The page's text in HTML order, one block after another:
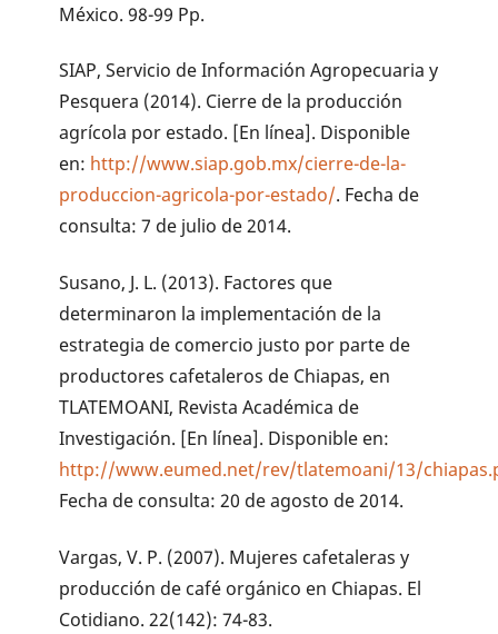
México. 98-99 Pp.
SIAP, Servicio de Información Agropecuaria y
Pesquera (2014). Cierre de la producción
agrícola por estado. [En línea]. Disponible
en: http://www.siap.gob.mx/cierre-de-la-
produccion-agricola-por-estado/. Fecha de
consulta: 7 de julio de 2014.
Susano, J. L. (2013). Factores que
determinaron la implementación de la
estrategia de comercio justo por parte de
productores cafetaleros de Chiapas, en
TLATEMOANI, Revista Académica de
Investigación. [En línea]. Disponible en:
http://www.eumed.net/rev/tlatemoani/13/
Fecha de consulta: 20 de agosto de 2014.
Vargas, V. P. (2007). Mujeres cafetaleras y
producción de café orgánico en Chiapas. El
Cotidiano. 22(142): 74-83.